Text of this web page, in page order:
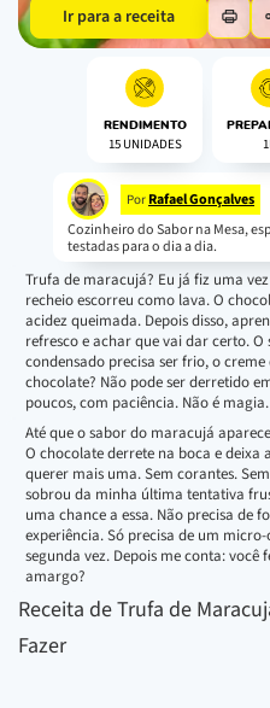
Ir para a receita
RENDIMENTO
15 UNIDADES
Por Rafael Gonçalves
Cozinheiro do Sabor na Mesa,
testadas para o dia a dia.
Trufa de maracujá? Eu já fiz uma
recheio escorreu como lava. O
acidez queimada. Depois disso,
refresco e achar que vai dar certo.
condensado precisa ser frio, o
chocolate? Não pode ser derretido
poucos, com paciência. Não é
Até que o sabor do maracujá
O chocolate derrete na boca e
querer mais uma. Sem corantes.
sobrou da minha última tentativa
uma chance a essa. Não precisa de
experiência. Só precisa de um
segunda vez. Depois me conta:
amargo?
Receita de Trufa de
Fazer